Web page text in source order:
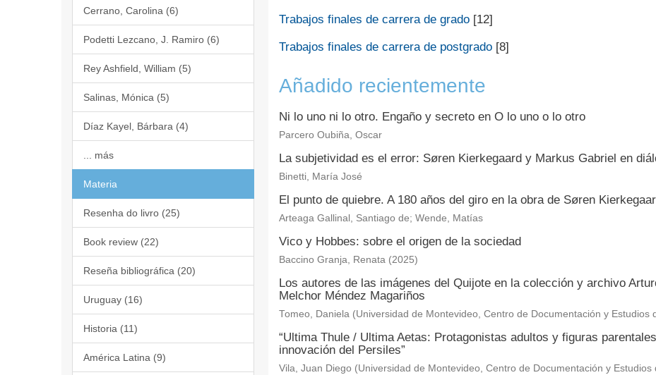
Cerrano, Carolina (6)
Podetti Lezcano, J. Ramiro (6)
Rey Ashfield, William (5)
Salinas, Mónica (5)
Díaz Kayel, Bárbara (4)
... más
Materia
Resenha do livro (25)
Book review (22)
Reseña bibliográfica (20)
Uruguay (16)
Historia (11)
América Latina (9)
Trabajos finales de carrera de grado[12]
Trabajos finales de carrera de postgrado[8]
Añadido recientemente
Ni lo uno ni lo otro. Engaño y secreto en O lo uno o lo otro
Parcero Oubiña, Oscar
La subjetividad es el error: Søren Kierkegaard y Markus Gabriel en
Binetti, María José
El punto de quiebre. A 180 años del giro en la obra de Søren
Arteaga Gallinal, Santiago de; Wende, Matías
Vico y Hobbes: sobre el origen de la sociedad
Baccino Granja, Renata (2025)
Los autores de las imágenes del Quijote en la colección y archivo
Melchor Méndez Magariños
Tomeo, Daniela (Universidad de Montevideo, Centro de Documentación y Estudios
“Ultima Thule / Ultima Aetas: Protagonistas adultos y figuras
innovación del Persiles”
Vila, Juan Diego (Universidad de Montevideo, Centro de Documentación y Estudios